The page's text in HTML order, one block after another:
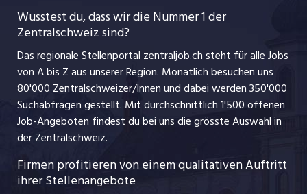
Führungspositionen
Jobline
schaffu.ch (VS)
ajourjob.ch
Wusstest du, dass wir die Nummer 1 der
Zentralschweiz sind?
Das regionale Stellenportal zentraljob.ch steht für alle Jobs
von A bis Z aus unserer Region. Monatlich besuchen uns
80'000 Zentralschweizer/Innen und dabei werden 350'000
Suchabfragen gestellt. Mit durchschnittlich 1'500 offenen
Job-Angeboten findest du bei uns die grösste Auswahl in
der Zentralschweiz.
Firmen profitieren von einem qualitativen Auftritt
ihrer Stellenangebote